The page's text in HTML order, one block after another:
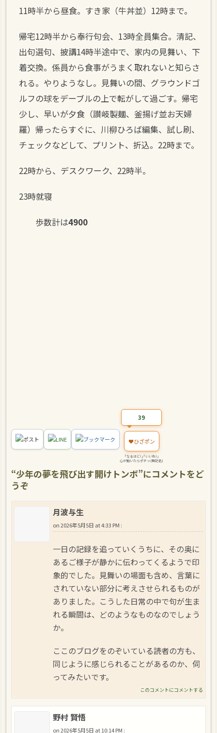
11時半から昼食。すき家（牛丼並）12時まで。
帰宅12時半から奉行句会、13時全員集合。清記、
出句選句、披講14時半途中で、家内の見舞い、下
着交換。係員から食事がうまく取れないと知らさ
れる。やりようなし。見舞いの間、グラウンドゴ
ルフの球をデーブルの上で転がして過ごす。帰宅
少し、早いが夕食（讃岐製麺、釜揚げ並お天婦
羅）帰ったらすぐに、川柳ひろば編集、試し刷、
チェックなどして、プリント、折込。22時まで。
22時から、デスクワーク、22時半。
23時就寝
歩数計は4900
ポスト LINE ブックマーク
39
❤️ひざポン
｢なるほど!｣｢いいね!｣
心が動いたらポチっ(無記名)
“少年の夢を飛び出す開けトンボ”にコメントをど
うぞ
月波与生
on2026年5月5日 at 4:33 PM :
一日の記録を追っていくうちに、その奥に
あるご様子が静かに伝わってくるようで印
象的でした。見舞いの場面も含め、言葉に
されていない部分に考えさせられるものが
ありました。こうした日常の中で句が生ま
れる瞬間は、どのようなものなのでしょう
か。
ここのブログをのぞいている読者の方も、
同じように感じられることがあるのか、伺
ってみたいです。
このコメントにコメントする
野村 賢悟
on2026年5月5日 at 10:14 PM :